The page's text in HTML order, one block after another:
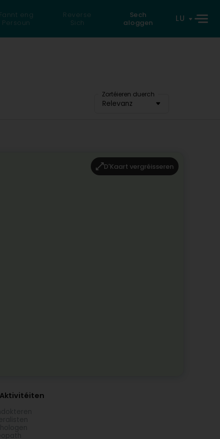
Fannt eng
Persoun
Reverse
Sich
Sech
aloggen
LU
Zortéieren duerch
Relevanz
D'Kaart vergréisseren